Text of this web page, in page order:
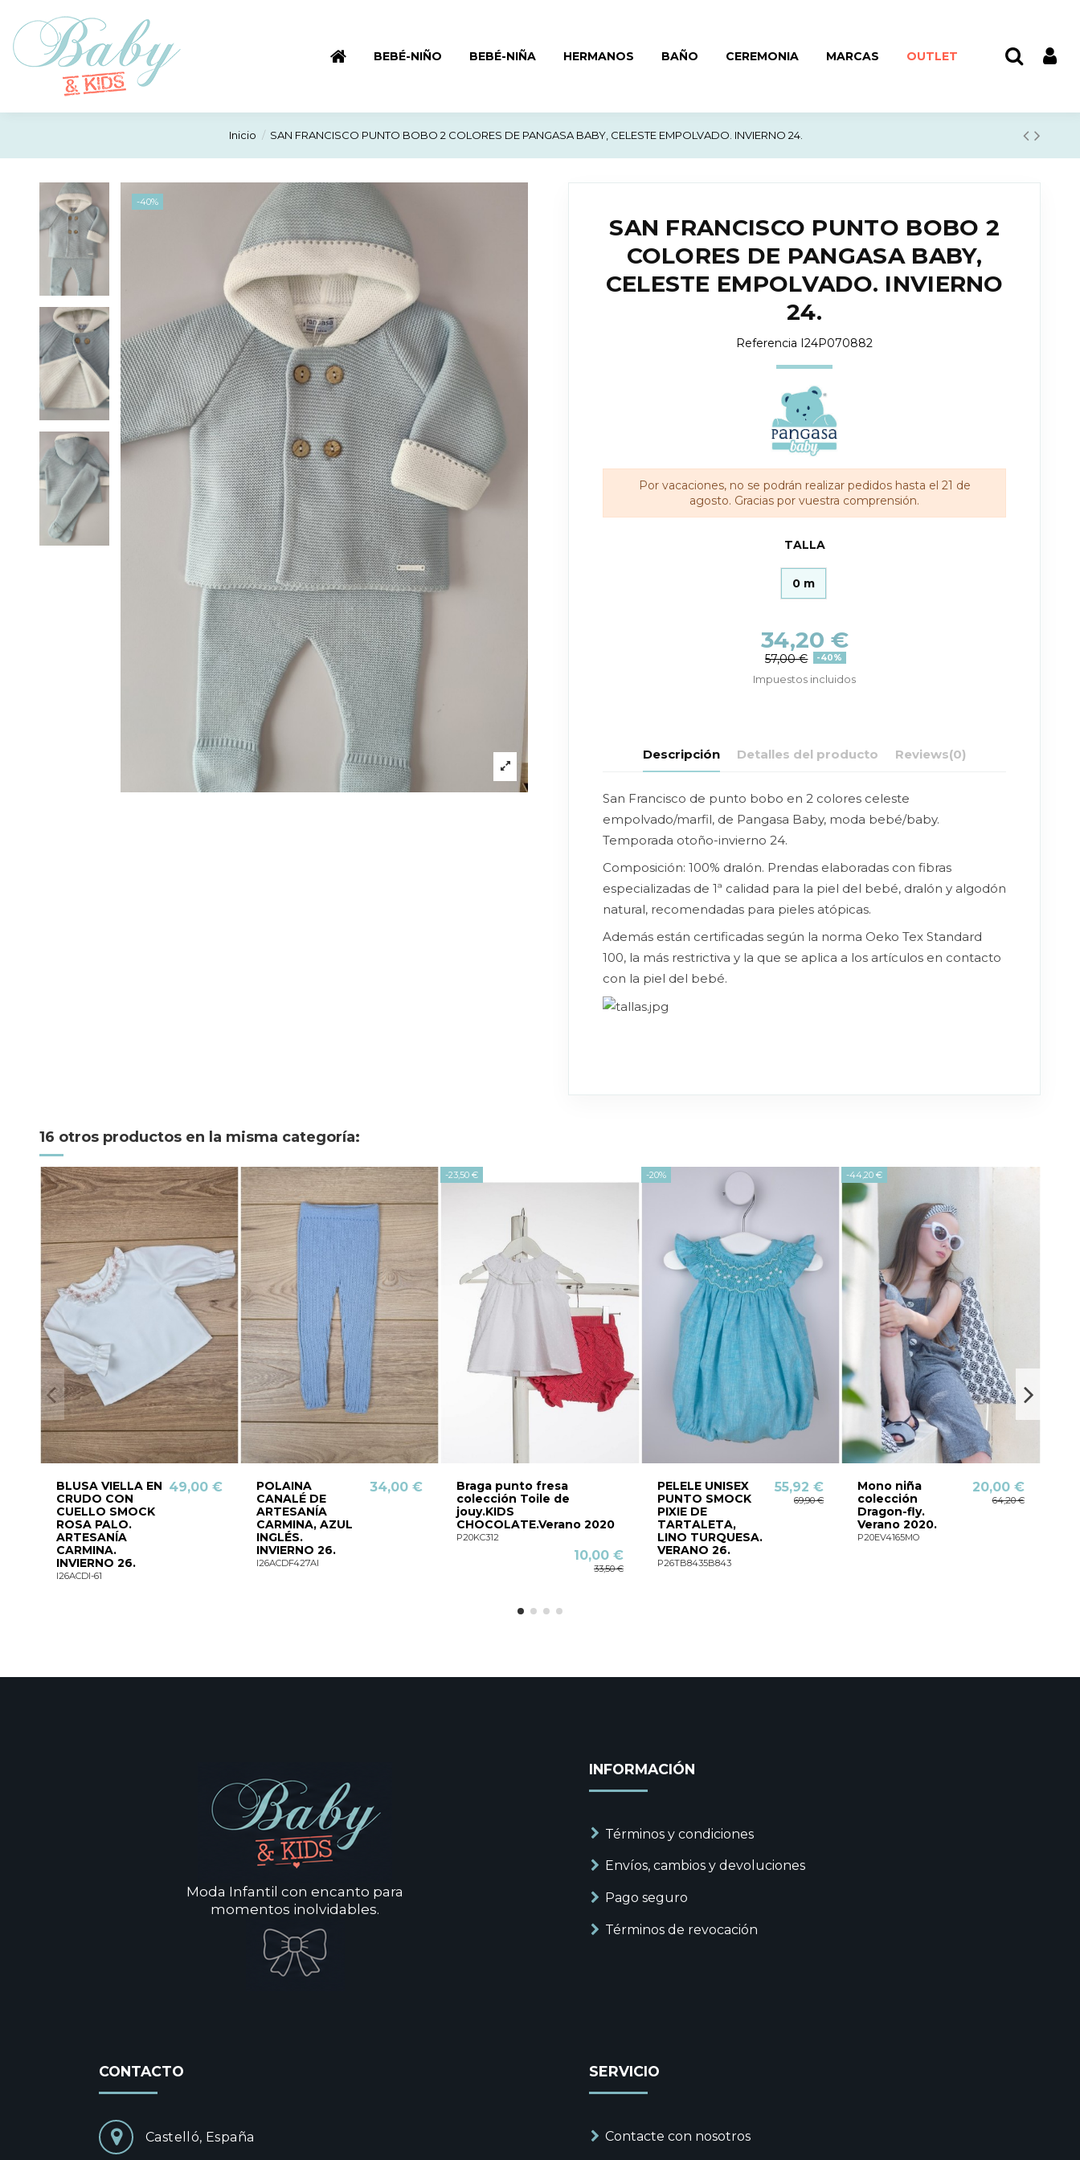
BEBÉ-NIÑO BEBÉ-NIÑA HERMANOS BAÑO CEREMONIA MARCAS OUTLET
Inicio SAN FRANCISCO PUNTO BOBO 2 COLORES DE PANGASA BABY, CELESTE EMPOLVADO. INVIERNO 24.
-40%
SAN FRANCISCO PUNTO BOBO 2
COLORES DE PANGASA BABY,
CELESTE EMPOLVADO. INVIERNO
24.
Referencia I24P070882
Por vacaciones, no se podrán realizar pedidos hasta el 21 de
agosto. Gracias por vuestra comprensión.
TALLA
0 m
34,20 €
57,00 € -40%
Impuestos incluidos
Descripción Detalles del producto Reviews(0)
San Francisco de punto bobo en 2 colores celeste
empolvado/marfil, de Pangasa Baby, moda bebé/baby.
Temporada otoño-invierno 24.
Composición: 100% dralón. Prendas elaboradas con fibras
especializadas de 1ª calidad para la piel del bebé, dralón y algodón
natural, recomendadas para pieles atópicas.
Además están certificadas según la norma Oeko Tex Standard
100, la más restrictiva y la que se aplica a los artículos en contacto
con la piel del bebé.
16 otros productos en la misma categoría:
BLUSA VIELLA EN
CRUDO CON
CUELLO SMOCK
ROSA PALO.
ARTESANÍA
CARMINA.
INVIERNO 26.
I26ACDI-61
49,00 €
POLAINA
CANALÉ DE
ARTESANÍA
CARMINA, AZUL
INGLÉS.
INVIERNO 26.
I26ACDF427AI
34,00 €
-23,50 €
Braga punto fresa
colección Toile de
jouy.KIDS
CHOCOLATE.Verano 2020
P20KC312
10,00 €
33,50 €
-20%
PELELE UNISEX
PUNTO SMOCK
PIXIE DE
TARTALETA,
LINO TURQUESA.
VERANO 26.
P26TB8435B843
55,92 €
69,90 €
-44,20 €
Mono niña
colección
Dragon-fly.
Verano 2020.
P20EV4165MO
20,00 €
64,20 €
Moda Infantil con encanto para
momentos inolvidables.
INFORMACIÓN
Términos y condiciones
Envíos, cambios y devoluciones
Pago seguro
Términos de revocación
CONTACTO
Castelló, España
SERVICIO
Contacte con nosotros